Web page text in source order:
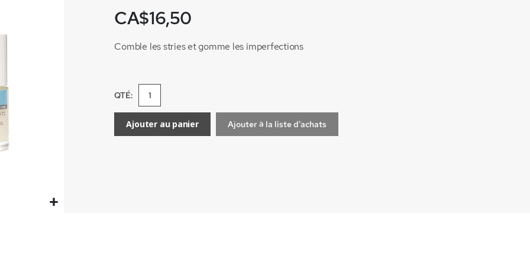
CA$16,50
Comble les stries et gomme les imperfections
QTÉ:
Ajouter au panier Ajouter à la liste d'achats